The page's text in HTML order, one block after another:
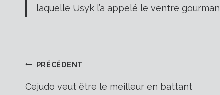
laquelle Usyk l’a appelé le ventre
Navigation
PRÉCÉDENT
Cejudo veut être le meilleur en battant